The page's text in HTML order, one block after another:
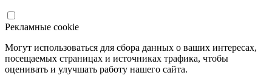
Рекламные cookie
Могут использоваться для сбора данных о ваших интересах,
посещаемых страницах и источниках трафика, чтобы
оценивать и улучшать работу нашего сайта.